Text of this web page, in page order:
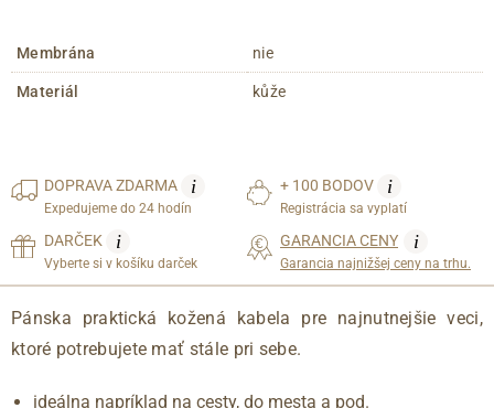
Membrána nie
Materiál kůže
DOPRAVAZDARMA i
Expedujeme do 24 hodín
+ 100 BODOV i
Registrácia sa vyplatí
DARČEK i
Vyberte si v košíku darček
GARANCIA CENY i
Garancia najnižšej ceny na trhu.
Pánska praktická kožená kabela pre najnutnejšie veci,
ktoré potrebujete mať stále pri sebe.
ideálna napríklad na cesty, do mesta a pod.